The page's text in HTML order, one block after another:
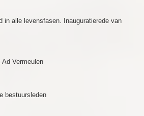
in alle levensfasen. Inauguratierede van
Ad Vermeulen
bestuursleden